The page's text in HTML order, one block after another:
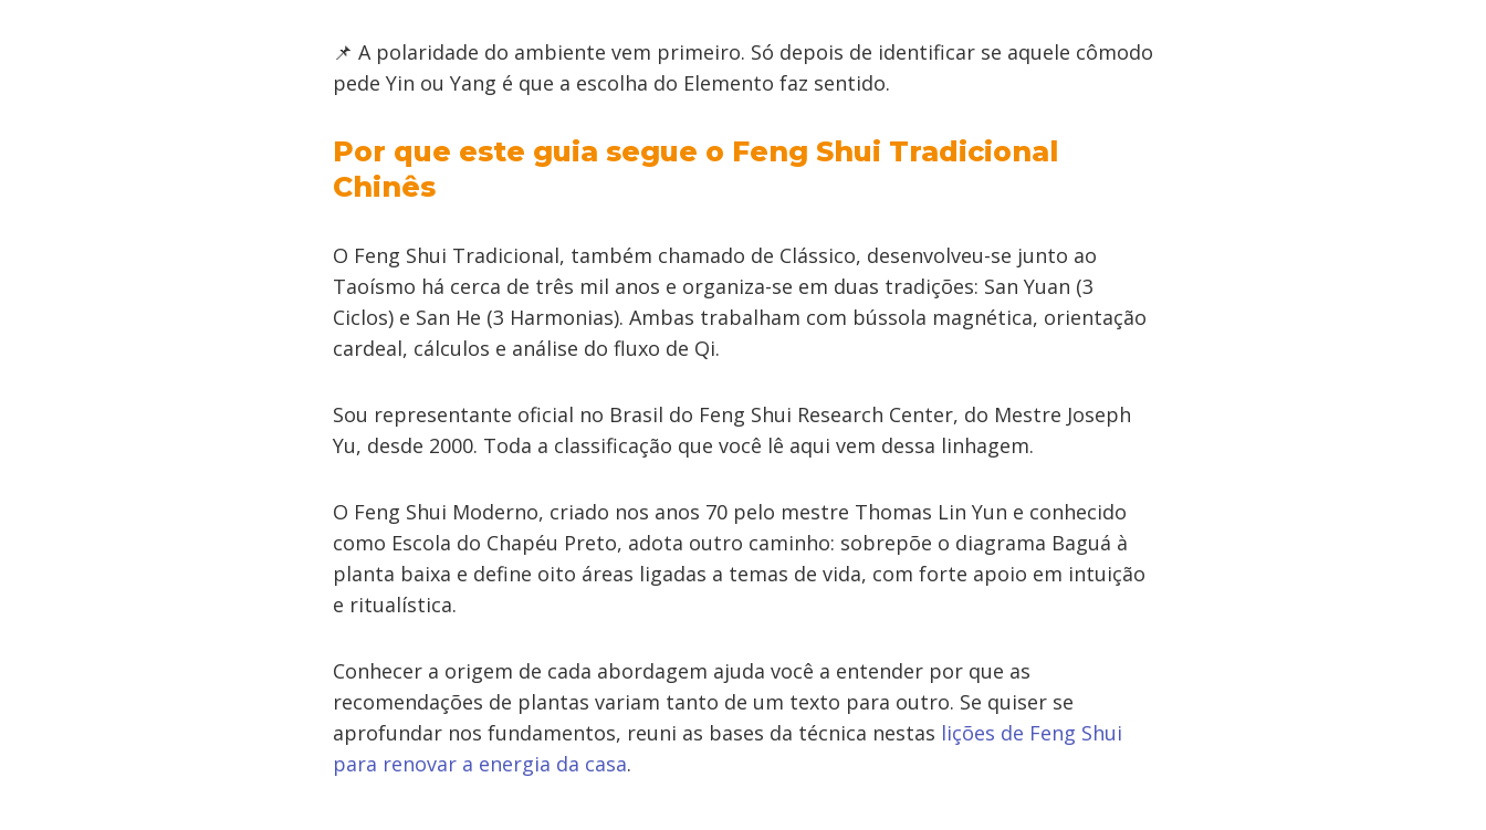
📌 A polaridade do ambiente vem primeiro. Só depois de identificar se aquele cômodo
pede Yin ou Yang é que a escolha do Elemento faz sentido.
Por que este guia segue o Feng Shui Tradicional
Chinês
O Feng Shui Tradicional, também chamado de Clássico, desenvolveu-se junto ao
Taoísmo há cerca de três mil anos e organiza-se em duas tradições: San Yuan (3
Ciclos) e San He (3 Harmonias). Ambas trabalham com bússola magnética, orientação
cardeal, cálculos e análise do fluxo de Qi.
Sou representante oficial no Brasil do Feng Shui Research Center, do Mestre Joseph
Yu, desde 2000. Toda a classificação que você lê aqui vem dessa linhagem.
O Feng Shui Moderno, criado nos anos 70 pelo mestre Thomas Lin Yun e conhecido
como Escola do Chapéu Preto, adota outro caminho: sobrepõe o diagrama Baguá à
planta baixa e define oito áreas ligadas a temas de vida, com forte apoio em intuição
e ritualística.
Conhecer a origem de cada abordagem ajuda você a entender por que as
recomendações de plantas variam tanto de um texto para outro. Se quiser se
aprofundar nos fundamentos, reuni as bases da técnica nestas lições de Feng Shui
para renovar a energia da casa.